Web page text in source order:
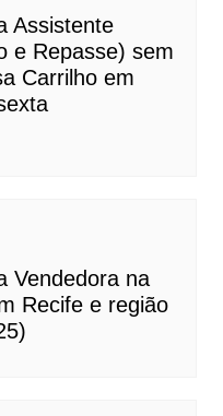
Assistente
e Repasse) sem
Carrilho em
Vendedora na
Recife e região